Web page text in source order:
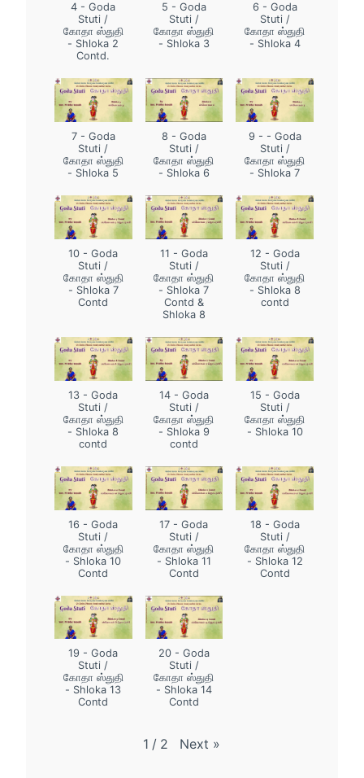
4 - Goda
Stuti /
கோதா ஸ்துதி
- Shloka 2
Contd.
5 - Goda
Stuti /
கோதா ஸ்துதி
- Shloka 3
6 - Goda
Stuti /
கோதா ஸ்துதி
- Shloka 4
7 - Goda
Stuti /
கோதா ஸ்துதி
- Shloka 5
8 - Goda
Stuti /
கோதா ஸ்துதி
- Shloka 6
9 - - Goda
Stuti /
கோதா ஸ்துதி
- Shloka 7
10 - Goda
Stuti /
கோதா ஸ்துதி
- Shloka 7
Contd
11 - Goda
Stuti /
கோதா ஸ்துதி
- Shloka 7
Contd &
Shloka 8
12 - Goda
Stuti /
கோதா ஸ்துதி
- Shloka 8
contd
13 - Goda
Stuti /
கோதா ஸ்துதி
- Shloka 8
contd
14 - Goda
Stuti /
கோதா ஸ்துதி
- Shloka 9
contd
15 - Goda
Stuti /
கோதா ஸ்துதி
- Shloka 10
16 - Goda
Stuti /
கோதா ஸ்துதி
- Shloka 10
Contd
17 - Goda
Stuti /
கோதா ஸ்துதி
- Shloka 11
Contd
18 - Goda
Stuti /
கோதா ஸ்துதி
- Shloka 12
Contd
19 - Goda
Stuti /
கோதா ஸ்துதி
- Shloka 13
Contd
20 - Goda
Stuti /
கோதா ஸ்துதி
- Shloka 14
Contd
1 / 2 Next »